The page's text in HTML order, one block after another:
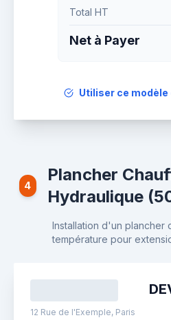
Total HT
Net à Payer
Utiliser ce
4
Plancher
Hydraulique
Installation d'un plancher
température pour
12 Rue de l'Exemple, Paris